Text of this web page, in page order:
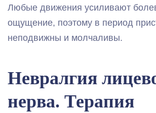
Любые движения усиливают
ощущение, поэтому в период
неподвижны и молчаливы.
Невралгия
нерва. Терапия